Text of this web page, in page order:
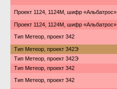
Проект 1124, 1124М, шифр «Альбатрос»
Проект 1124, 1124М, шифр «Альбатрос»
Тип Метеор, проект 342
Тип Метеор, проект 342Э
Тип Метеор, проект 342Э
Тип Метеор, проект 342
Тип Метеор, проект 342